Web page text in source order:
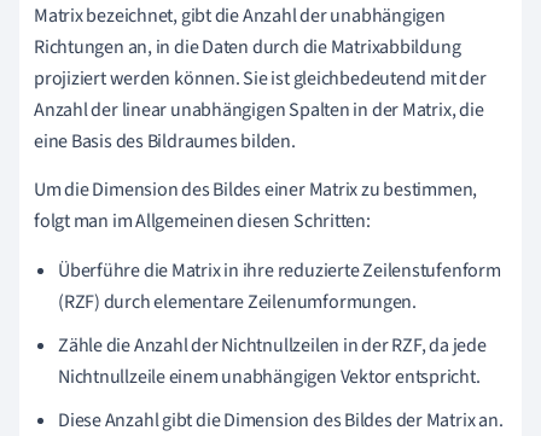
Matrix bezeichnet, gibt die Anzahl der unabhängigen
Richtungen an, in die Daten durch die Matrixabbildung
projiziert werden können. Sie ist gleichbedeutend mit der
Anzahl der linear unabhängigen Spalten in der Matrix, die
eine Basis des Bildraumes bilden.
Um die Dimension des Bildes einer Matrix zu bestimmen,
folgt man im Allgemeinen diesen Schritten:
Überführe die Matrix in ihre reduzierte Zeilenstufenform
(RZF) durch elementare Zeilenumformungen.
Zähle die Anzahl der Nichtnullzeilen in der RZF, da jede
Nichtnullzeile einem unabhängigen Vektor entspricht.
Diese Anzahl gibt die Dimension des Bildes der Matrix an.